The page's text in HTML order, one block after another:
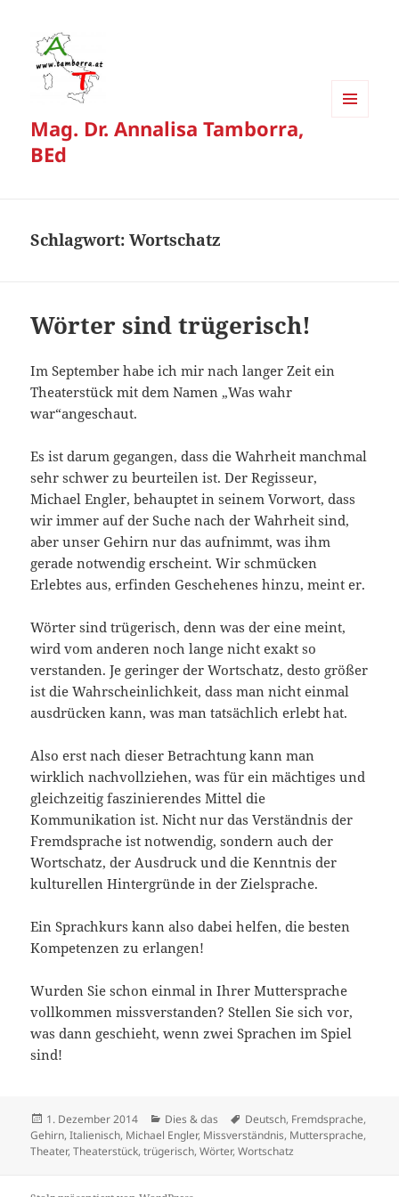
Mag. Dr. Annalisa Tamborra,
BEd
Schlagwort:Wortschatz
Wörter sind trügerisch!
Im September habe ich mir nach langer Zeit ein
Theaterstück mit dem Namen „Was wahr
war“angeschaut.
Es ist darum gegangen, dass die Wahrheit manchmal
sehr schwer zu beurteilen ist. Der Regisseur,
Michael Engler, behauptet in seinem Vorwort, dass
wir immer auf der Suche nach der Wahrheit sind,
aber unser Gehirn nur das aufnimmt, was ihm
gerade notwendig erscheint. Wir schmücken
Erlebtes aus, erfinden Geschehenes hinzu, meint er.
Wörter sind trügerisch, denn was der eine meint,
wird vom anderen noch lange nicht exakt so
verstanden. Je geringer der Wortschatz, desto größer
ist die Wahrscheinlichkeit, dass man nicht einmal
ausdrücken kann, was man tatsächlich erlebt hat.
Also erst nach dieser Betrachtung kann man
wirklich nachvollziehen, was für ein mächtiges und
gleichzeitig faszinierendes Mittel die
Kommunikation ist. Nicht nur das Verständnis der
Fremdsprache ist notwendig, sondern auch der
Wortschatz, der Ausdruck und die Kenntnis der
kulturellen Hintergründe in der Zielsprache.
Ein Sprachkurs kann also dabei helfen, die besten
Kompetenzen zu erlangen!
Wurden Sie schon einmal in Ihrer Muttersprache
vollkommen missverstanden? Stellen Sie sich vor,
was dann geschieht, wenn zwei Sprachen im Spiel
sind!
Veröffentlicht
am
1. Dezember 2014 Kategorien
Dies & das Schlagwörter
Deutsch, Fremdsprache,
Gehirn,Italienisch, Michael Engler, Missverständnis, Muttersprache,
Theater,Theaterstück,trügerisch,Wörter,Wortschatz